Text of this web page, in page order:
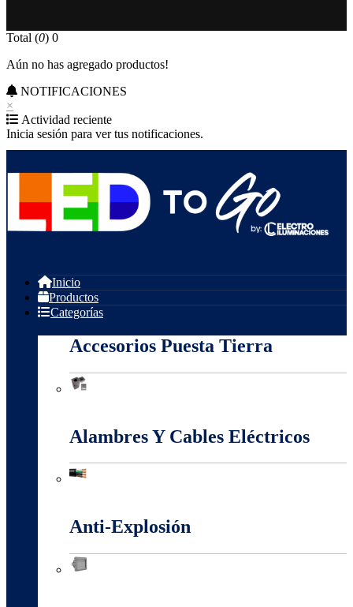
Total (0) 0
Aún no has agregado productos!
NOTIFICACIONES
×
Actividad reciente
Inicia sesión para ver tus notificaciones.
Inicio
Productos
Categorías
Accesorios Puesta Tierra
Alambres Y Cables Eléctricos
Anti-Explosión